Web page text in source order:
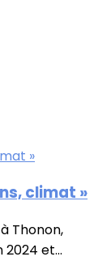
climat »
Thonon,
et...